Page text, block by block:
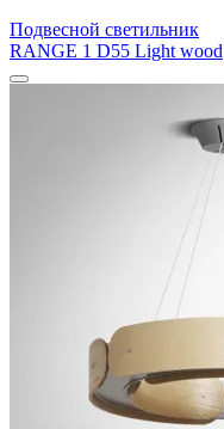
Подвесной светильник
RANGE 1 D55 Light wood